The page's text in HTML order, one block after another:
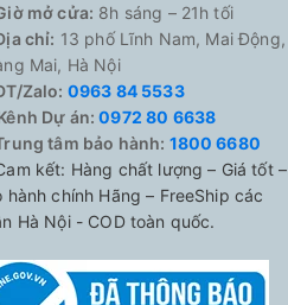
mở cửa: 8h sáng – 21h tối
chỉ: 13 phố Lĩnh Nam, Mai Động,
Mai, Hà Nội
Zalo: 0963 84 5533
Dự án: 0972 80 6638
tâm bảo hành: 1800 6680
kết: Hàng chất lượng – Giá tốt –
hành chính Hãng – FreeShip các
Hà Nội - COD toàn quốc.